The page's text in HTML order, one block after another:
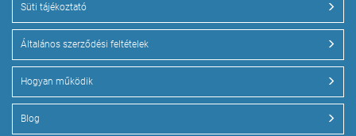
Süti tájékoztató
Általános szerződési feltételek
Hogyan működik
Blog